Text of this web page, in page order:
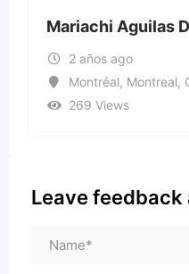
Mariachi Aguilas
2 años ago
Montréal, Montreal,
269 Views
Leave feedback